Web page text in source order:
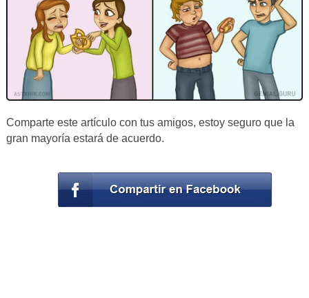
Comparte este artículo con tus amigos, estoy seguro que la
gran mayoría estará de acuerdo.